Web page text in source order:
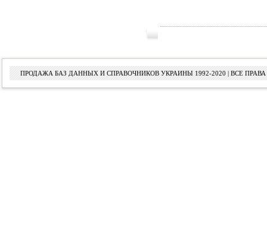
ПРОДАЖА БАЗ ДАННЫХ И СПРАВОЧНИКОВ УКРАИНЫ 1992-2020 | ВСЕ